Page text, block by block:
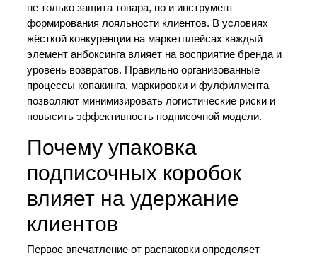
не только защита товара, но и инструмент
формирования лояльности клиентов. В условиях
жёсткой конкуренции на маркетплейсах каждый
элемент анбоксинга влияет на восприятие бренда и
уровень возвратов. Правильно организованные
процессы копакинга, маркировки и фулфилмента
позволяют минимизировать логистические риски и
повысить эффективность подписочной модели.
Почему упаковка
подписочных коробок
влияет на удержание
клиентов
Первое впечатление от распаковки определяет